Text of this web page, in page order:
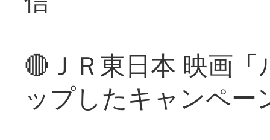
🔴ＪＲ東日本 映画
ップしたキャンペー